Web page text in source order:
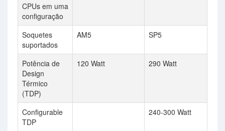
CPUs em uma
configuração
Soquetes
suportados
AM5 SP5
Potência de
Design
Térmico
(TDP)
120 Watt 290 Watt
Configurable
TDP
240-300 Watt